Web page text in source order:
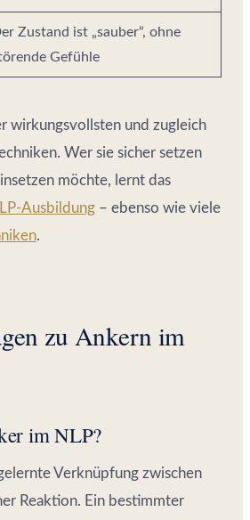
Zustand ist „sauber“, ohne
Gefühle
wirkungsvollsten und zugleich
Wer sie sicher setzen
möchte, lernt das
Ausbildung – ebenso wie viele
.
zu Ankern im
im NLP?
Verknüpfung zwischen
Reaktion. Ein bestimmter